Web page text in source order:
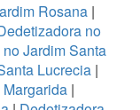
Rosana |
no
Jardim Santa
Lucrecia|
|